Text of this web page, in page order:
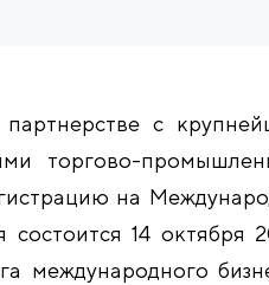
с
торгово-
на
14 октября
международного